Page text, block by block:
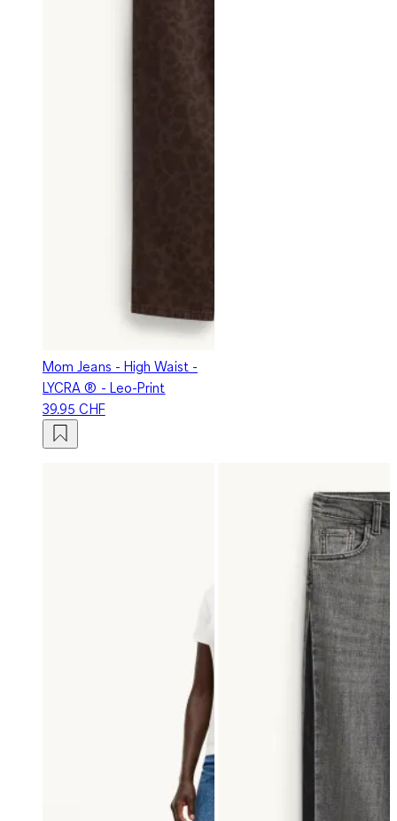
Mom Jeans - High Waist -
LYCRA ® - Leo-Print
39.95 CHF